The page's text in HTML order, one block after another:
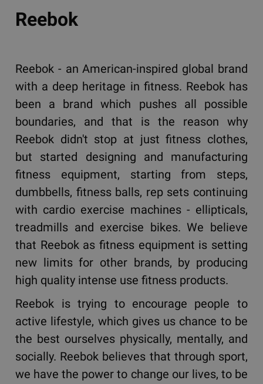
Reebok
Reebok - an American-inspired global brand
with a deep heritage in fitness. Reebok has
been a brand which pushes all possible
boundaries, and that is the reason why
Reebok didn't stop at just fitness clothes,
but started designing and manufacturing
fitness equipment, starting from steps,
dumbbells, fitness balls, rep sets continuing
with cardio exercise machines - ellipticals,
treadmills and exercise bikes. We believe
that Reebok as fitness equipment is setting
new limits for other brands, by producing
high quality intense use fitness products.
Reebok is trying to encourage people to
active lifestyle, which gives us chance to be
the best ourselves physically, mentally, and
socially. Reebok believes that through sport,
we have the power to change our lives, to be